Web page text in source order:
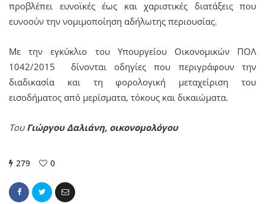
προβλέπει ευνοϊκές έως και χαριστικές διατάξεις που
ευνοούν την νομιμοποίηση αδήλωτης περιουσίας.
Με την εγκύκλιο του Υπουργείου Οικονομικών ΠΟΛ
1042/2015 δίνονται οδηγίες που περιγράφουν την
διαδικασία και τη φορολογική μεταχείριση του
εισοδήματος από μερίσματα, τόκους και δικαιώματα.
Του Γιώργου Δαλιάνη, οικονομολόγου
279 0